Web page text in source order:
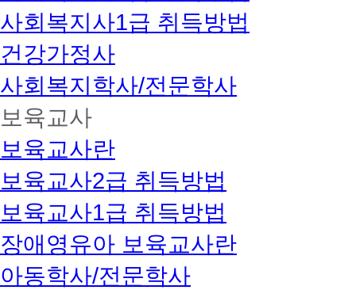
사회복지사1급 취득방법
건강가정사
사회복지학사/전문학사
보육교사
보육교사란
보육교사2급 취득방법
보육교사1급 취득방법
장애영유아 보육교사란
아동학사/전문학사